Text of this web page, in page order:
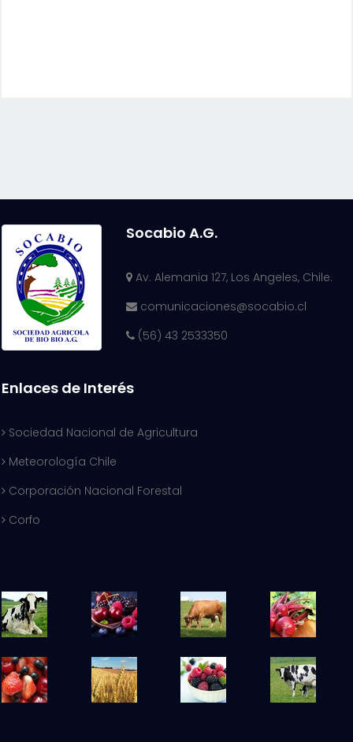
Socabio A.G.
Av. Alemania 127, Los Angeles, Chile.
comunicaciones@socabio.cl
(56) 43 2533350
Enlaces de Interés
Sociedad Nacional de Agricultura
Meteorología Chile
Corporación Nacional Forestal
Corfo